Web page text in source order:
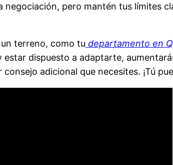
negociación, pero mantén tus límites
terreno, como tu departamento en
dispuesto a adaptarte,
consejo adicional que necesites. ¡Tú